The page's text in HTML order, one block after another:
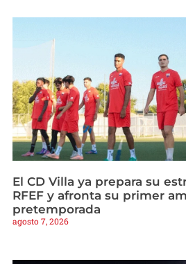
El CD Villa ya prepara su
RFEF y afronta su primer
pretemporada
agosto 7, 2026